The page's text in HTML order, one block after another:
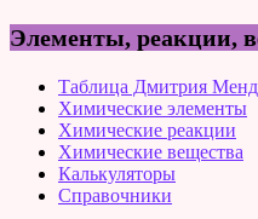
Элементы, реакции,
Таблица Дмитрия
Химические элементы
Химические реакции
Химические вещества
Калькуляторы
Справочники